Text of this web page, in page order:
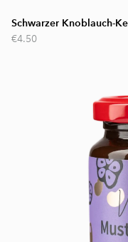
Schwarzer Knoblauch-
€4.50